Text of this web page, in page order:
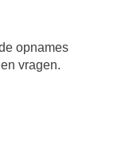
opnames
vragen.